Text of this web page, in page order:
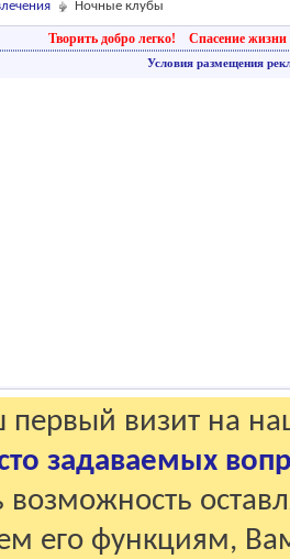
Ночные клубы
Творить добро легко! Спасение жизни
Условия размещения
первый визит на
задаваемых
его функциям,